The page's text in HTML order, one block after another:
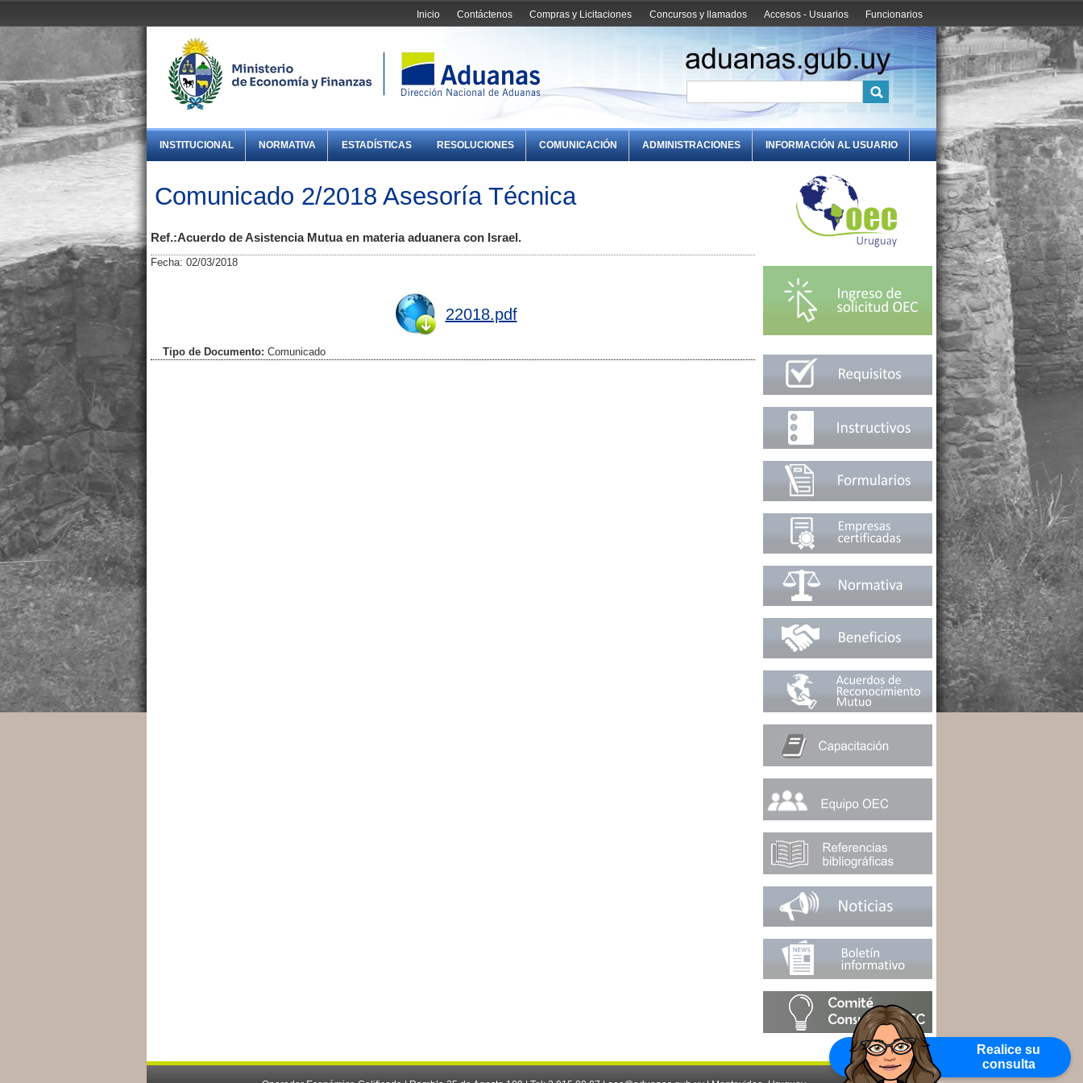
Funcionarios
Accesos - Usuarios
Concursos y llamados
Compras y Licitaciones
Contáctenos
Inicio
Realice su
consulta
INSTITUCIONAL NORMATIVA ESTADÍSTICAS RESOLUCIONES COMUNICACIÓN ADMINISTRACIONES INFORMACIÓN AL USUARIO
Comunicado 2/2018 Asesoría Técnica
Ref.:Acuerdo de Asistencia Mutua en materia aduanera con Israel.
Fecha: 02/03/2018
22018.pdf
Tipo de Documento: Comunicado